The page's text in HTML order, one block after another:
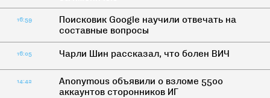
16:59
Поисковик Google научили отвечать на
составные вопросы
16:05 Чарли Шин рассказал, что болен ВИЧ
14:42
Anonymous объявили о взломе 5500
аккаунтов сторонников ИГ